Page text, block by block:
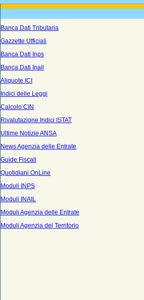
Banca Dati Tributaria
Gazzette Ufficiali
Banca Dati Inps
Banca Dati Inail
Aliquote ICI
Indici delle Leggi
Calcolo CIN
Rivalutazione Indici ISTAT
Ultime Notizie ANSA
News Agenzia delle Entrate
Guide Fiscali
Quotidiani OnLine
Moduli INPS
Moduli INAIL
Moduli Agenzia delle Entrate
Moduli Agenzia del Territorio